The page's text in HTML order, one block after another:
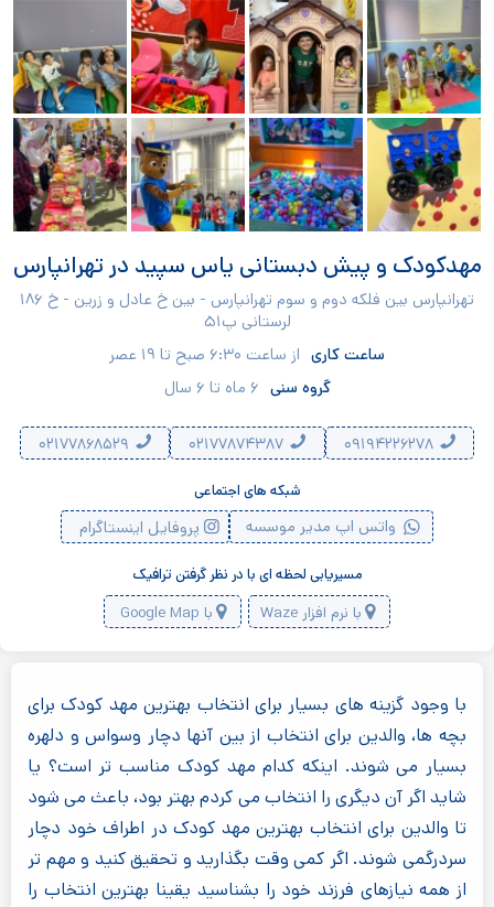
مهدکودک و پیش دبستانی یاس سپید در تهرانپارس
تهرانپارس بین فلکه دوم و سوم تهرانپارس - بین خ عادل و زرین - خ ۱۸۶
لرستانی پ۵۱
ساعت کاری از ساعت ۶:۳۰ صبح تا ۱۹ عصر
گروه سنی ۶ ماه تا ۶ سال
۰۹۱۹۴۲۲۶۲۷۸
شبکه های اجتماعی
واتس اپ مدیر موسسه پروفایل اینستاگرام
مسیریابی لحظه ای با در نظر گرفتن ترافیک
با نرم افزار Waze با Google Map
با وجود گزینه های بسیار برای انتخاب بهترین مهد کودک برای
بچه ها، والدین برای انتخاب از بین آنها دچار وسواس و دلهره
بسیار می شوند. اینکه کدام مهد کودک مناسب تر است؟ یا
شاید اگر آن دیگری را انتخاب می کردم بهتر بود، باعث می شود
تا والدین برای انتخاب بهترین مهد کودک در اطراف خود دچار
سردرگمی شوند. اگر کمی وقت بگذارید و تحقیق کنید و مهم تر
از همه نیازهای فرزند خود را بشناسید یقینا بهترین انتخاب را